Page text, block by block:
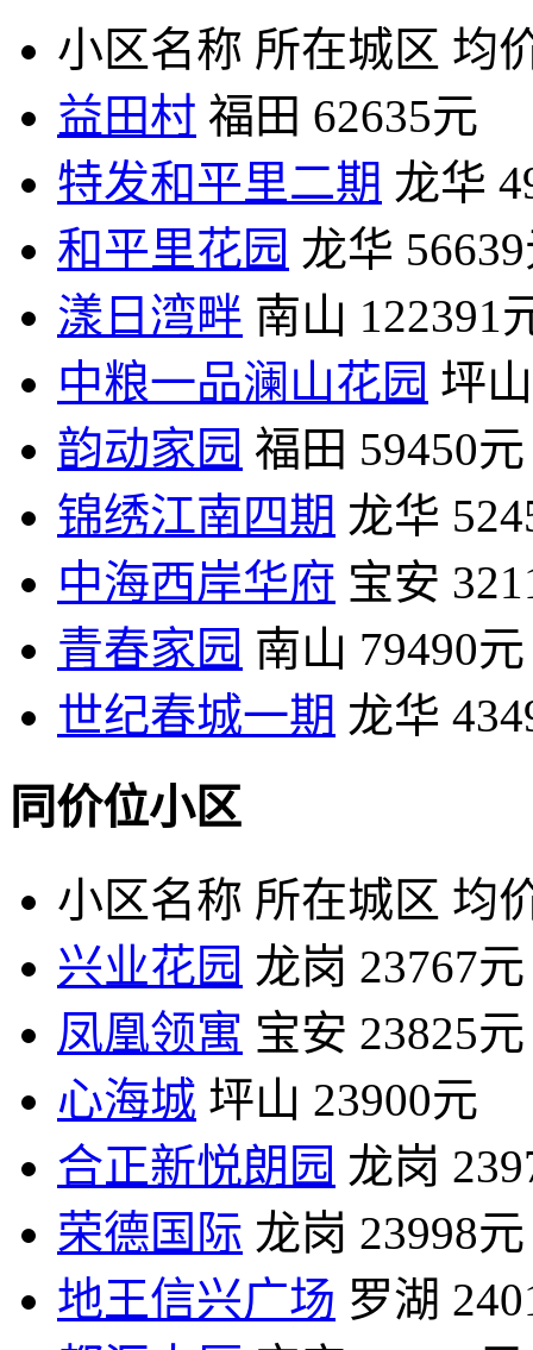
小区名称 所在城区 均
益田村 福田 62635元
特发和平里二期 龙华
和平里花园 龙华
漾日湾畔 南山 122391
中粮一品澜山花园 坪山
韵动家园 福田 59450元
锦绣江南四期 龙华
中海西岸华府 宝安
青春家园 南山 79490元
世纪春城一期 龙华
同价位小区
小区名称 所在城区 均
兴业花园 龙岗 23767元
凤凰领寓 宝安 23825元
心海城 坪山 23900元
合正新悦朗园 龙岗
荣德国际 龙岗 23998元
地王信兴广场 罗湖